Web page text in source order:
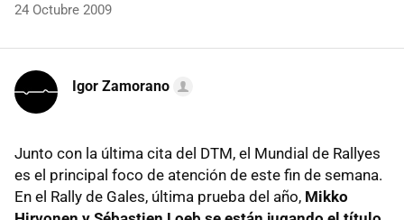
24 Octubre 2009
Igor Zamorano
Junto con la última cita del DTM, el Mundial de Rallyes
es el principal foco de atención de este fin de semana.
En el Rally de Gales, última prueba del año, Mikko